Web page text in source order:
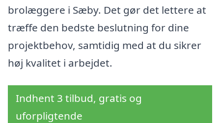
brolæggere i Sæby. Det gør det lettere at
træffe den bedste beslutning for dine
projektbehov, samtidig med at du sikrer
høj kvalitet i arbejdet.
Indhent 3 tilbud, gratis og
uforpligtende